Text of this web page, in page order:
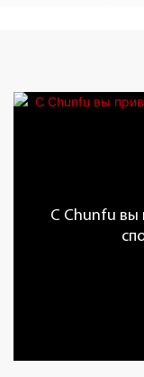
С Chunfu вы